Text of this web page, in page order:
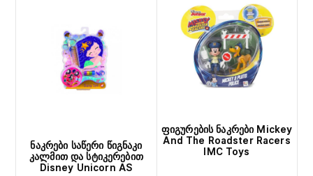
ნაკრები საწერი წიგნაკი
კალმით და სტიკერებით
Disney Unicorn AS
ფიგურების ნაკრები Mickey
And The Roadster Racers
IMC Toys